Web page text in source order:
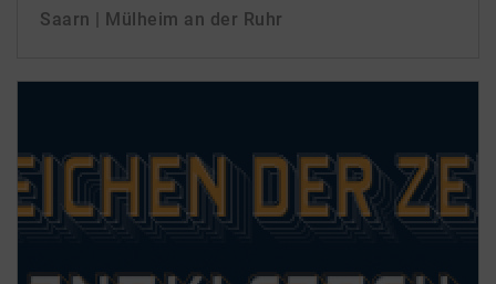
Saarn | Mülheim an der Ruhr